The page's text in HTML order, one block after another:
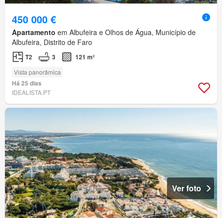
450 000 €
Apartamento em Albufeira e Olhos de Água, Município de
Albufeira, Distrito de Faro
T2 3 121 m²
Vista panorâmica
Há 25 dias
IDEALISTA.PT
Ver foto